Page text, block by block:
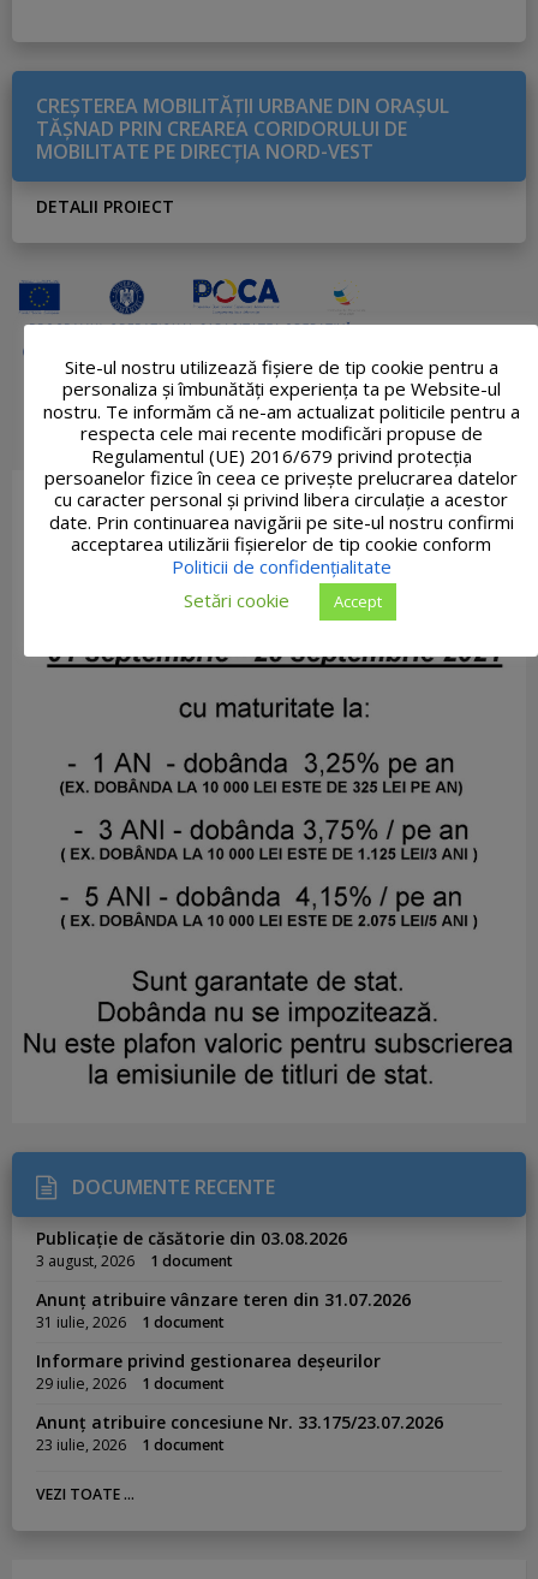
CREŞTEREA MOBILITĂŢII URBANE DIN ORAŞUL
TĂŞNAD PRIN CREAREA CORIDORULUI DE
MOBILITATE PE DIRECŢIA NORD-VEST
DETALII PROIECT
DOCUMENTE RECENTE
Publicație de căsătorie din 03.08.2026
3 august, 2026 1 document
Anunț atribuire vânzare teren din 31.07.2026
31 iulie, 2026 1 document
Informare privind gestionarea deșeurilor
29 iulie, 2026 1 document
Anunț atribuire concesiune Nr. 33.175/23.07.2026
23 iulie, 2026 1 document
VEZI TOATE ...
Site-ul nostru utilizează fişiere de tip cookie pentru a
personaliza și îmbunătăți experiența ta pe Website-ul
nostru. Te informăm că ne-am actualizat politicile pentru a
respecta cele mai recente modificări propuse de
Regulamentul (UE) 2016/679 privind protecția
persoanelor fizice în ceea ce privește prelucrarea datelor
cu caracter personal și privind libera circulație a acestor
date. Prin continuarea navigării pe site-ul nostru confirmi
acceptarea utilizării fişierelor de tip cookie conform
Politicii de confidențialitate
Setări cookie
Accept